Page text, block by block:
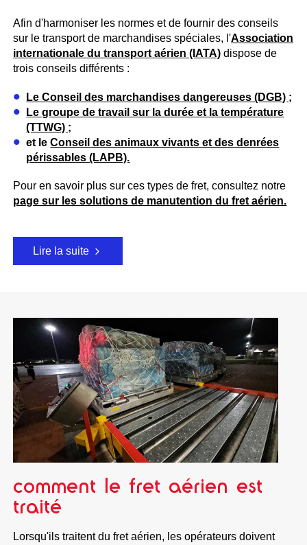
Afin d'harmoniser les normes et de fournir des conseils
sur le transport de marchandises spéciales, l'Association
internationale du transport aérien (IATA) dispose de
trois conseils différents :
Le Conseil des marchandises dangereuses (DGB) ;
Le groupe de travail sur la durée et la température
(TTWG) ;
et leConseil des animaux vivants et des denrées
périssables (LAPB).
Pour en savoir plus sur ces types de fret, consultez notre
page sur les solutions de manutention du fret aérien.
Lire la suite
comment le fret aérien est
traité
Lorsqu'ils traitent du fret aérien, les opérateurs doivent